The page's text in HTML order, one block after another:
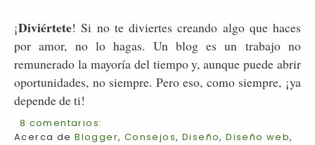
¡Diviértete! Si no te diviertes creando algo que haces
por amor, no lo hagas. Un blog es un trabajo no
remunerado la mayoría del tiempo y, aunque puede abrir
oportunidades, no siempre. Pero eso, como siempre, ¡ya
depende de ti!
8 comentarios:
Acerca deBlogger, Consejos, Diseño,Diseño web,